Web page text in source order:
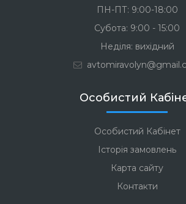
ПН-ПТ: 9:00-18:00
Субота: 9:00 - 15:00
Неділя: вихідний
Особистий
Особистий Кабінет
Історія замовлень
Карта сайту
Контакти